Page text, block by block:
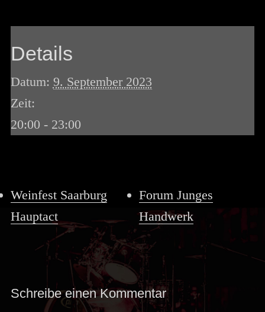
Details
Datum: 9. September 2023
Zeit:
20:00 - 23:00
Weinfest Saarburg
Hauptact
Forum Junges
Handwerk
Schreibe einen Kommentar